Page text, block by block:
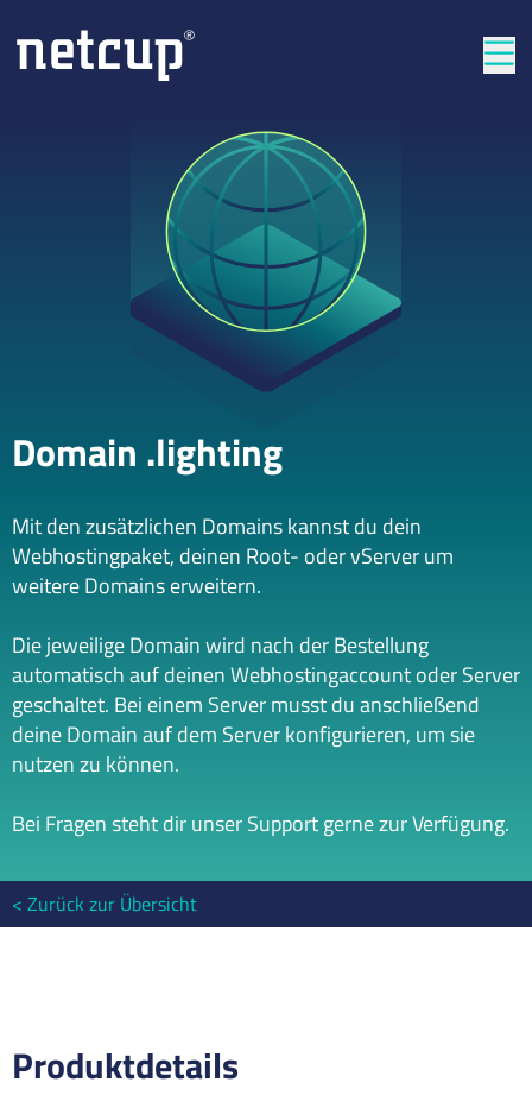
Domain .lighting
Mit den zusätzlichen Domains kannst du dein
Webhostingpaket, deinen Root- oder vServer um
weitere Domains erweitern.
Die jeweilige Domain wird nach der Bestellung
automatisch auf deinen Webhostingaccount oder Server
geschaltet. Bei einem Server musst du anschließend
deine Domain auf dem Server konfigurieren, um sie
nutzen zu können.
Bei Fragen steht dir unser Support gerne zur Verfügung.
Zurück zur Übersicht
Produktdetails